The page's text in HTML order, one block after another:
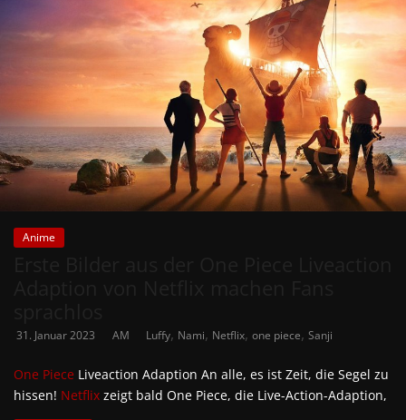
Anime
31. Januar 2023 AM Luffy, Nami, Netflix, one piece, Sanji
One Piece Liveaction Adaption An alle, es ist Zeit, die Segel zu
hissen! Netflix zeigt bald One Piece, die Live-Action-Adaption,